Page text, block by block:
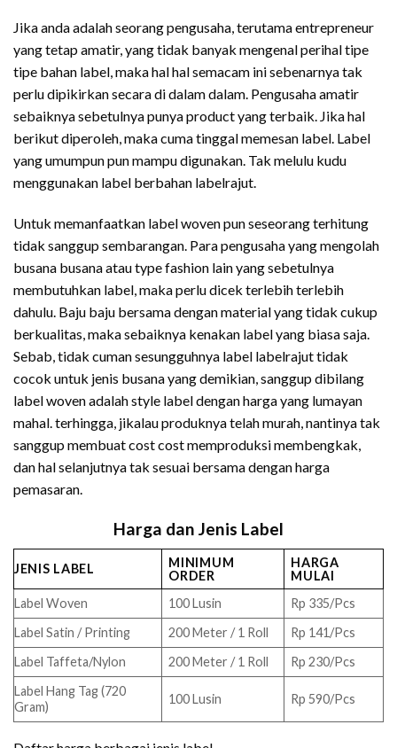
Jika anda adalah seorang pengusaha, terutama entrepreneur
yang tetap amatir, yang tidak banyak mengenal perihal tipe
tipe bahan label, maka hal hal semacam ini sebenarnya tak
perlu dipikirkan secara di dalam dalam. Pengusaha amatir
sebaiknya sebetulnya punya product yang terbaik. Jika hal
berikut diperoleh, maka cuma tinggal memesan label. Label
yang umumpun pun mampu digunakan. Tak melulu kudu
menggunakan label berbahan labelrajut.
Untuk memanfaatkan label woven pun seseorang terhitung
tidak sanggup sembarangan. Para pengusaha yang mengolah
busana busana atau type fashion lain yang sebetulnya
membutuhkan label, maka perlu dicek terlebih terlebih
dahulu. Baju baju bersama dengan material yang tidak cukup
berkualitas, maka sebaiknya kenakan label yang biasa saja.
Sebab, tidak cuman sesungguhnya label labelrajut tidak
cocok untuk jenis busana yang demikian, sanggup dibilang
label woven adalah style label dengan harga yang lumayan
mahal. terhingga, jikalau produknya telah murah, nantinya tak
sanggup membuat cost cost memproduksi membengkak,
dan hal selanjutnya tak sesuai bersama dengan harga
pemasaran.
Harga dan Jenis Label
JENIS LABEL
MINIMUM
ORDER
HARGA
MULAI
Label Woven
100 Lusin
Rp 335/Pcs
Label Satin / Printing
200 Meter / 1 Roll
Rp 141/Pcs
Label Taffeta/Nylon
200 Meter / 1 Roll
Rp 230/Pcs
Label Hang Tag (720
Gram)
100 Lusin Rp 590/Pcs